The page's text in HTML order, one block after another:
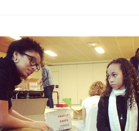
pour la préparation des dons. Mise en
à l'aéroport d'Orly Les bénévoles